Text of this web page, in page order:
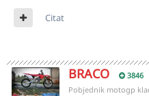
Citat
BRACO 3846
Pobjednik motogp